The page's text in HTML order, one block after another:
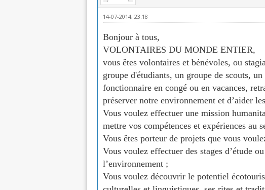
14-07-2014, 23:18
Bonjour à tous,
VOLONTAIRES DU MONDE ENTIER,
vous êtes volontaires et bénévoles, ou
groupe d'étudiants, un groupe de scouts,
fonctionnaire en congé ou en vacances,
préserver notre environnement et d’aider
Vous voulez effectuer une mission
mettre vos compétences et expériences au
Vous êtes porteur de projets que vous
Vous voulez effectuer des stages d’étude
l’environnement ;
Vous voulez découvrir le potentiel